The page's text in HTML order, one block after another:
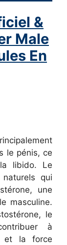
&
Male
En
le pénis, ce
libido. Le
qui
une
masculine.
le
à
et la force